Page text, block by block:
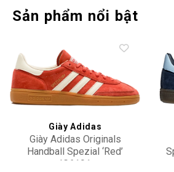
Sản phẩm nổi bật
Add to
wishlist
Giày Adidas
Giày Adidas Originals
Handball Spezial ‘Red’
IG6191